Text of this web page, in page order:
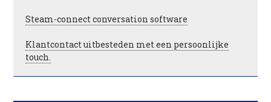
Steam-connect conversation software
Klantcontact uitbesteden met een persoonlijke
touch.